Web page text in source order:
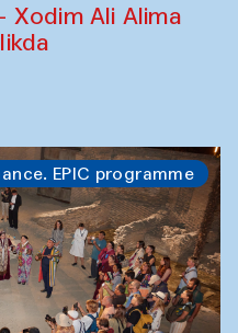
Xodim Ali Alima
EPIC programme